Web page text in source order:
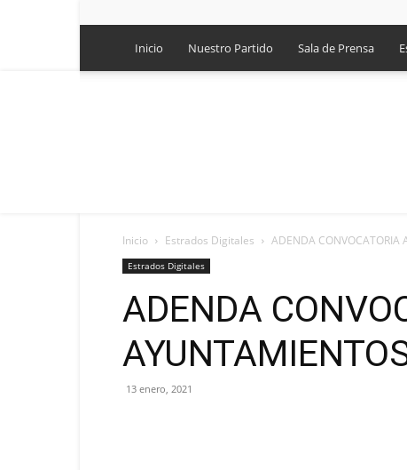
Inicio Nuestro Partido Sala de Prensa
Inicio Estrados Digitales ADENDA CONVOCATORIA
Estrados Digitales
ADENDA
13 enero, 2021